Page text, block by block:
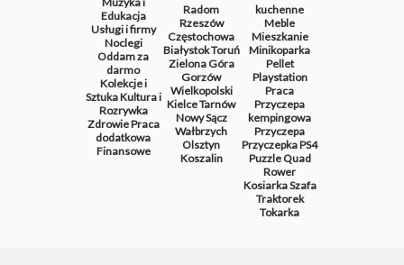
Edukacja
Usługi i firmy
Noclegi
Oddam za
darmo
Kolekcje i
SztukaKultura i
Rozrywka
ZdrowiePraca
dodatkowa
Finansowe
Radom
Rzeszów
Częstochowa
BiałystokToruń
Zielona Góra
Gorzów
Wielkopolski
KielceTarnów
Nowy Sącz
Wałbrzych
Olsztyn
Koszalin
kuchenne
Meble
Mieszkanie
Minikoparka
Pellet
Playstation
Praca
Przyczepa
kempingowa
Przyczepa
PrzyczepkaPS4
PuzzleQuad
Rower
KosiarkaSzafa
Traktorek
Tokarka